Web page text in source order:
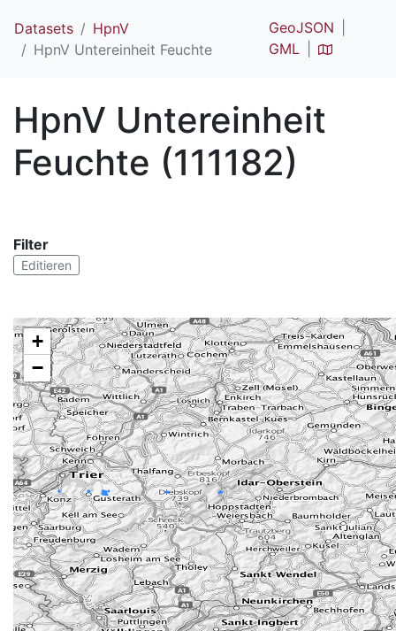
Datasets
HpnV
HpnV Untereinheit Feuchte
GeoJSON
GML
HpnV Untereinheit
Feuchte (111182)
Filter
Editieren
+
−